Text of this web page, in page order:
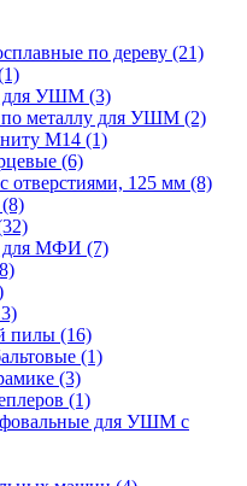
по дереву (21)
для УШМ (3)
металлу для УШМ (2)
M14 (1)
(6)
отверстиями, 125 мм (8)
(8)
для МФИ (7)
пилы (16)
(1)
(3)
(1)
для УШМ с